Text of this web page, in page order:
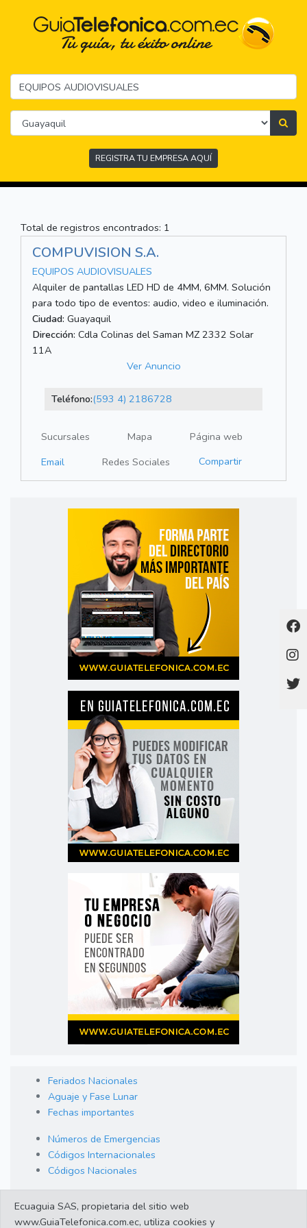
REGISTRA TU EMPRESA AQUÍ
Total de registros encontrados: 1
COMPUVISION S.A.
EQUIPOS AUDIOVISUALES
Alquiler de pantallas LED HD de 4MM, 6MM. Solución
para todo tipo de eventos: audio, video e iluminación.
Ciudad: Guayaquil
Dirección: Cdla Colinas del Saman MZ 2332 Solar
11A
Ver Anuncio
Teléfono:(593 4) 2186728
Sucursales Mapa
Página web
Email
Redes Sociales Compartir
Feriados Nacionales
Aguaje y Fase Lunar
Fechas importantes
Números de Emergencias
Códigos Internacionales
Códigos Nacionales
Cambio de Divisas
Ecuaguia SAS, propietaria del sitio web
www.GuiaTelefonica.com.ec, utiliza cookies y